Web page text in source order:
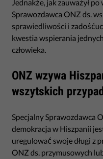
Jednakże, jak zauważył
Sprawozdawca ONZ ds.
sprawiedliwości i
kwestia wspierania
człowieka.
ONZ wzywa
wszytskich
Specjalny Sprawozdawca
demokracja w Hiszpanii
uregulować swoje długi z
ONZ ds. przymusowych